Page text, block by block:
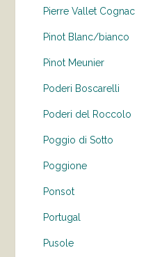
Pierre Vallet Cognac
Pinot Blanc/bianco
Pinot Meunier
Poderi Boscarelli
Poderi del Roccolo
Poggio di Sotto
Poggione
Ponsot
Portugal
Pusole